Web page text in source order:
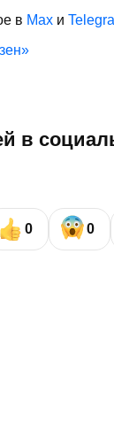
в Max и
в
0 0